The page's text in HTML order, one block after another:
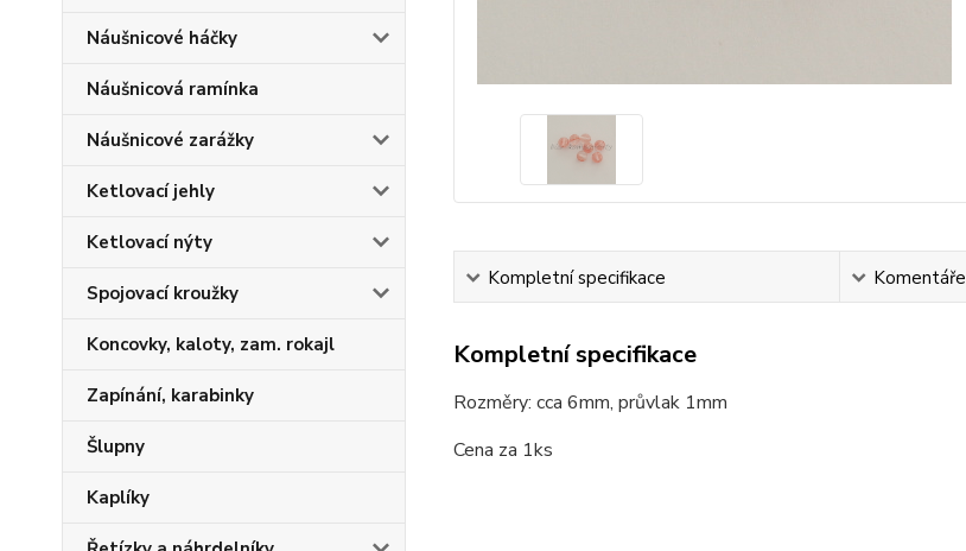
Náušnicové háčky
Náušnicová ramínka
Náušnicové zarážky
Ketlovací jehly
Ketlovací nýty
Spojovací kroužky
Koncovky, kaloty, zam. rokajl
Zapínání, karabinky
Šlupny
Kaplíky
Kompletní specifikace Komentáře
Kompletní specifikace
Rozměry: cca 6mm, průvlak 1mm
Cena za 1ks